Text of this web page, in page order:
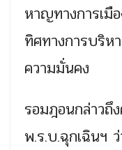
หาญทางการเมื
ทิศทางการบริห
ความมั่นคง
รอมฎอนกล่าวถึ
พ.ร.บ.ฉุกเฉินฯ